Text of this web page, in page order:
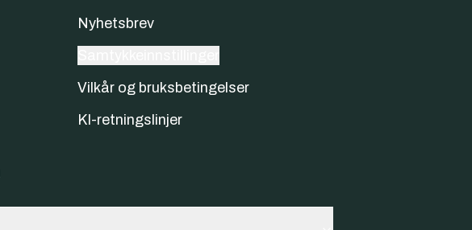
Nyhetsbrev
Vilkår og bruksbetingelser
KI-retningslinjer